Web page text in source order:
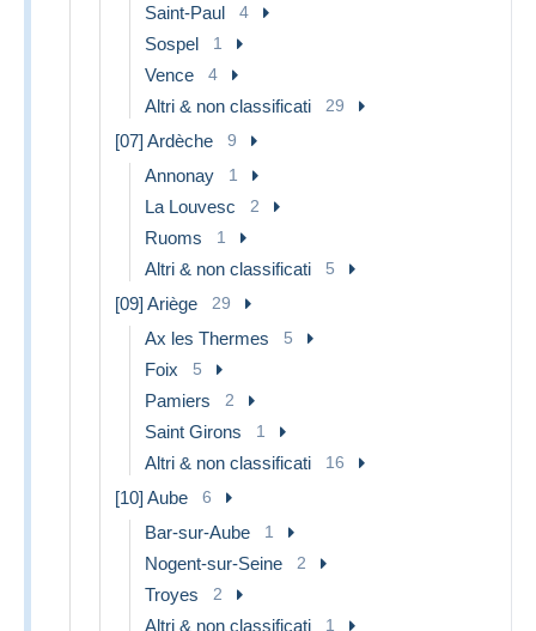
Saint-Paul 4
Sospel 1
Vence 4
Altri & non classificati 29
[07] Ardèche 9
Annonay 1
La Louvesc 2
Ruoms 1
Altri & non classificati 5
[09] Ariège 29
Ax les Thermes 5
Foix 5
Pamiers 2
Saint Girons 1
Altri & non classificati 16
[10] Aube 6
Bar-sur-Aube 1
Nogent-sur-Seine 2
Troyes 2
Altri & non classificati 1